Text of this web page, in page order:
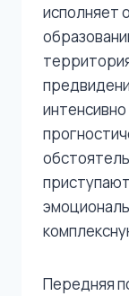
исполняет
Передняя